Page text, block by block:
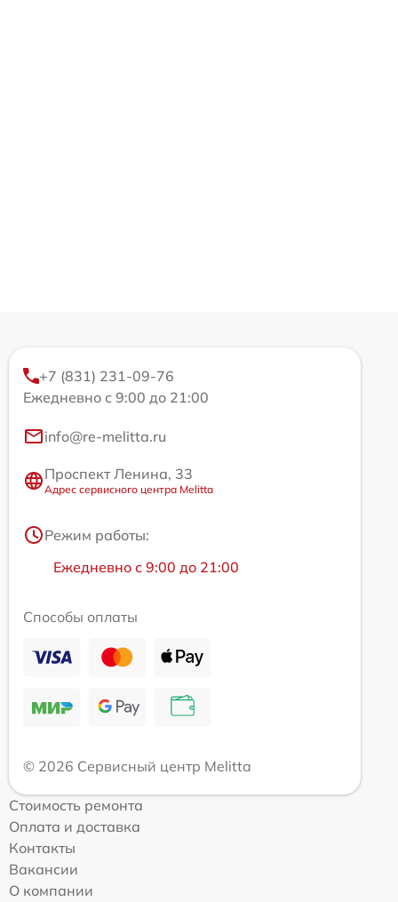
+7 (831) 231-09-76
Ежедневно с 9:00 до 21:00
info@re-melitta.ru
Проспект Ленина, 33
Адрес сервисного центра Melitta
Режим работы:
Ежедневно с 9:00 до 21:00
Способы оплаты
© 2026 Сервисный центр Melitta
Стоимость ремонта
Оплата и доставка
Контакты
Вакансии
О компании